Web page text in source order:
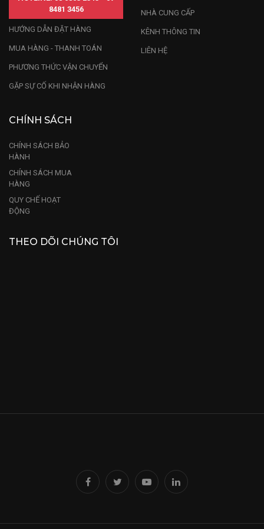
thẩm mỹ đẹp và tính chất chịu nhiệt tốt, đồ gốm sứ
đã và đang được ứng dụng phổ biến như:
Sử dụng trong ẩm thực: Đồ gốm sứ được dùng
8481 3456
HƯỚNG DẪN ĐẶT HÀNG
MUA HÀNG - THANH TOÁN
PHƯƠNG THỨC VẬN CHUYỂN
GẶP SỰ CỐ KHI NHẬN HÀNG
NHÀ CUNG CẤP
KÊNH THÔNG TIN
LIÊN HỆ
CHÍNH SÁCH
CHÍNH SÁCH BẢO
HÀNH
CHÍNH SÁCH MUA
HÀNG
QUY CHẾ HOẠT
ĐỘNG
THEO DÕI CHÚNG TÔI